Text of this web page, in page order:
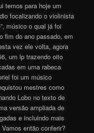
temos para hoje um
focalizando o violinista
músico o qual já foi
fim do ano passado, em
vez ele volta, agora
um lp trazendo oito
em uma rabeca
foi um músico
mestres como
Lobo no texto de
versão ampliada de
e incluindo mais
então conferir?